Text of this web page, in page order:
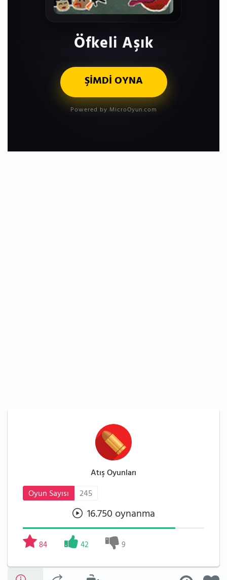
Öfkeli Aşık
ŞİMDİ OYNA
Powered by MicroOyun.com
Atış Oyunları
Oyun Sayısı
245
16.750 oynanma
84 42 9